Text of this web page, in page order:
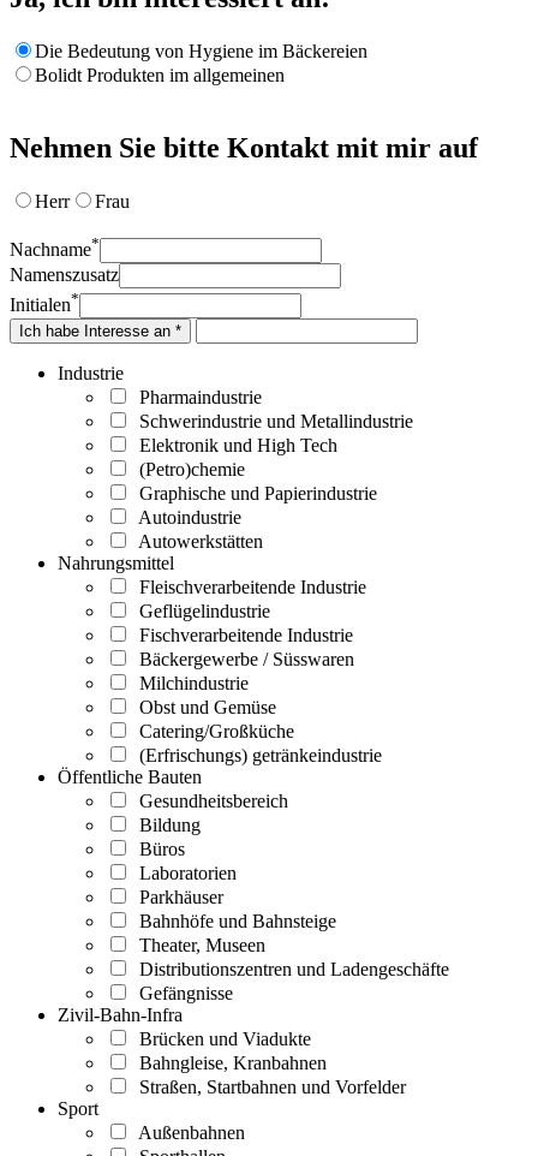
Die Bedeutung von Hygiene im Bäckereien
Bolidt Produkten im allgemeinen
Nehmen Sie bitte Kontakt mit mir auf
Herr Frau
Nachname*
Namenszusatz
Initialen*
Ich habe Interesse an *
Industrie
Pharmaindustrie
Schwerindustrie und Metallindustrie
Elektronik und High Tech
(Petro)chemie
Graphische und Papierindustrie
Autoindustrie
Autowerkstätten
Nahrungsmittel
Fleischverarbeitende Industrie
Geflügelindustrie
Fischverarbeitende Industrie
Bäckergewerbe / Süsswaren
Milchindustrie
Obst und Gemüse
Catering/Großküche
(Erfrischungs) getränkeindustrie
Öffentliche Bauten
Gesundheitsbereich
Bildung
Büros
Laboratorien
Parkhäuser
Bahnhöfe und Bahnsteige
Theater, Museen
Distributionszentren und Ladengeschäfte
Gefängnisse
Zivil-Bahn-Infra
Brücken und Viadukte
Bahngleise, Kranbahnen
Straßen, Startbahnen und Vorfelder
Sport
Außenbahnen